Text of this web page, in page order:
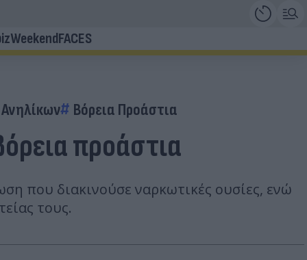
WeekendFACES
Βόρεια Προάστια
προάστια
που διακινούσε ναρκωτικές ουσίες, ενώ
τους.